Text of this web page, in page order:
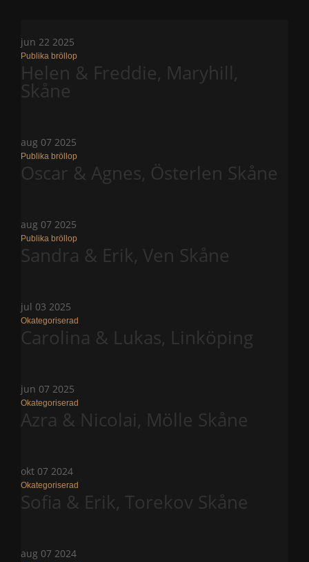
jun 22 2025
Publika bröllop
Helen & Freddie, Maryhill,
Skåne
aug 07 2025
Publika bröllop
Oscar & Agnes, Österlen Skåne
aug 07 2025
Publika bröllop
Sandra & Erik, Ven Skåne
jul 03 2025
Okategoriserad
Carolina & Lukas, Linköping
jun 07 2025
Okategoriserad
Azra & Nicolai, Mölle Skåne
okt 07 2024
Okategoriserad
Sofia & Erik, Torekov Skåne
aug 07 2024